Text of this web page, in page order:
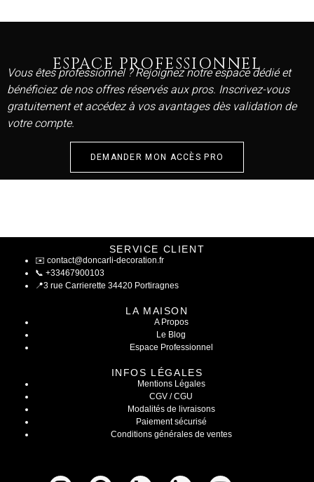
ESPACE PROFESSIONNEL
Vous êtes professionnel ? Rejoignez notre espace dédié et
bénéficiez de nos offres réservés aux pros. Inscrivez-vous
gratuitement et accédez à vos avantages dès validation de
votre compte.
DEMANDER MON ACCÈS PRO
SERVICE CLIENT
✉️ contact@doncarli-decoration.fr
📞 +33467900103
📍3 rue Carrierette 34420 Portiragnes
LA MAISON
A Propos
Le Blog
Espace Professionnel
INFOS LÉGALES
Mentions Légales
CGV / CGU
Modalités de livraisons
Paiement sécurisé
Conditions générales de ventes